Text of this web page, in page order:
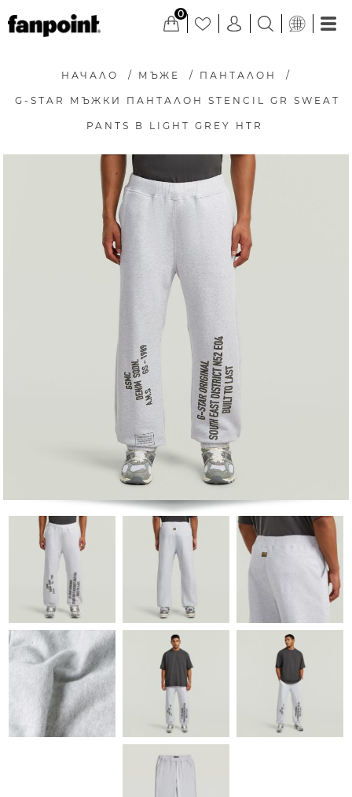
0
НАЧАЛО / МЪЖЕ / ПАНТАЛОН /
G-STAR МЪЖКИ ПАНТАЛОН STENCIL GR SWEAT
PANTS В LIGHT GREY HTR